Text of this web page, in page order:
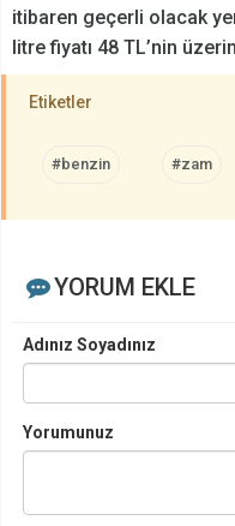
itibaren geçerli olacak
litre fiyatı 48 TL’nin
Etiketler
#benzin #zam
YORUM EKLE
Adınız Soyadınız
Yorumunuz